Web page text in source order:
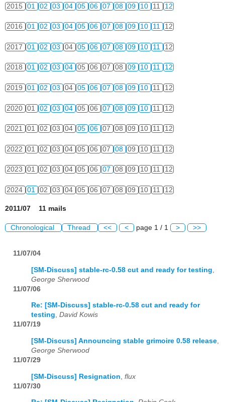
2015 01 02 03 04 05 06 07 08 09 10 11 12
2016 01 02 03 04 05 06 07 08 09 10 11 12
2017 01 02 03 04 05 06 07 08 09 10 11 12
2018 01 02 03 04 05 06 07 08 09 10 11 12
2019 01 02 03 04 05 06 07 08 09 10 11 12
2020 01 02 03 04 05 06 07 08 09 10 11 12
2021 01 02 03 04 05 06 07 08 09 10 11 12
2022 01 02 03 04 05 06 07 08 09 10 11 12
2023 01 02 03 04 05 06 07 08 09 10 11 12
2024 01 02 03 04 05 06 07 08 09 10 11 12
2011/07 11 mails
Chronological Thread << < page 1 / 1 > >>
11/07/04
[SM-Discuss] stable-rc-0.58 cut and ready for testing
George Sherwood
11/07/06
Re: [SM-Discuss] stable-rc-0.58 cut and ready for
testing, David Kowis
11/07/19
[SM-Discuss] Announcing stable grimoire 0.58 release
George Sherwood
11/07/29
[SM-Discuss] Resignation flux
11/07/30